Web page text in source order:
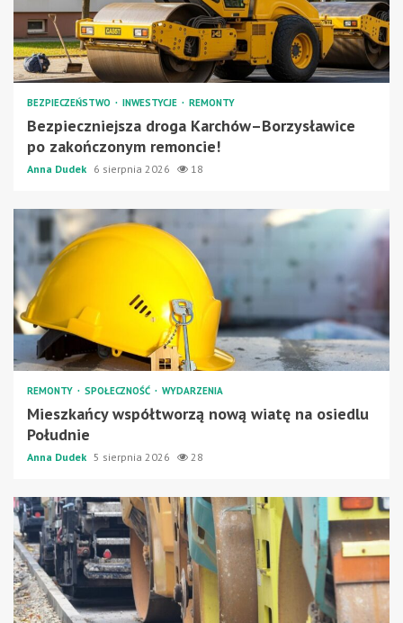
BEZPIECZEŃSTWO INWESTYCJE REMONTY
Bezpieczniejsza droga Karchów–Borzysławice
po zakończonym remoncie!
Anna Dudek 6 sierpnia 2026 18
REMONTY SPOŁECZNOŚĆ WYDARZENIA
Mieszkańcy współtworzą nową wiatę na osiedlu
Południe
Anna Dudek 5 sierpnia 2026 28